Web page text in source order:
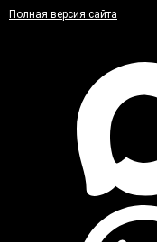
Полная версия сайта